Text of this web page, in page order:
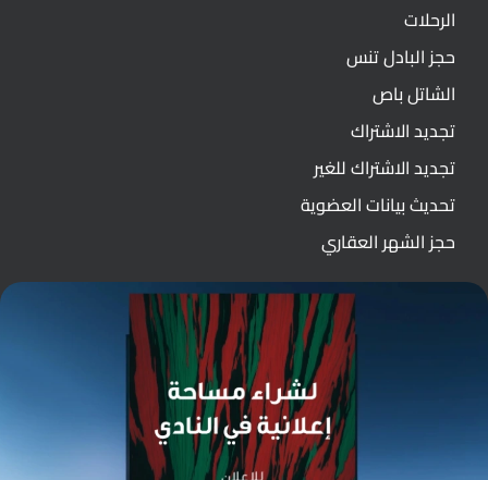
الرحلات
حجز البادل تنس
الشاتل باص
تجديد الاشتراك
تجديد الاشتراك للغير
تحديث بيانات العضوية
حجز الشهر العقاري